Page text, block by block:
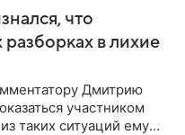
что
разборках в лихие
Дмитрию
участником
таких ситуаций ему